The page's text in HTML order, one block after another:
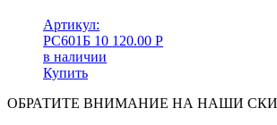
Артикул:
PC601Б 10 120.00 Р
в наличии
Купить
ОБРАТИТЕ ВНИМАНИЕ НА НАШИ